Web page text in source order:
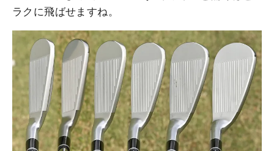
ラクに飛ばせますね。